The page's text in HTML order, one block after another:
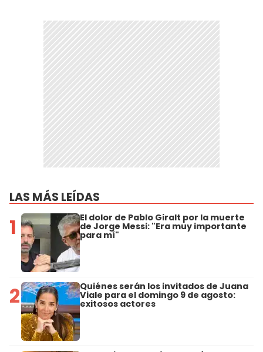
LAS MÁS LEÍDAS
1 El dolor de Pablo Giralt por la muerte
de Jorge Messi: "Era muy importante
para mí"
2 Quiénes serán los invitados de Juana
Viale para el domingo 9 de agosto:
exitosos actores